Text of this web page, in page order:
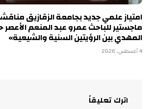
امتياز علمي جديد بجامعة الزقازيق
ماجستير للباحث عمرو عبد المنعم الأعصر
المهدي بين الرؤيتين السنية والشيعية»
4 أغسطس، 2026
اترك تعليقاً